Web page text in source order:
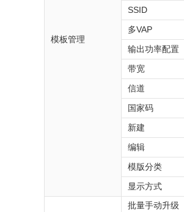
模板管理
SSID
多VAP
输出功率配置
带宽
信道
国家码
新建
编辑
模版分类
显示方式
批量手动升级